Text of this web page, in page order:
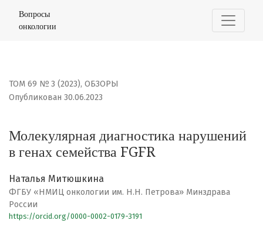
Молекулярная диагностика нарушений в генах
Вопросы
онкологии
ТОМ 69 № 3 (2023), ОБЗОРЫ
Молекулярная диагностика нарушений
в генах семейства FGFR
Опубликован 30.06.2023
Наталья Митюшкина
ФГБУ «НМИЦ онкологии им. Н.Н. Петрова» Минздрава
России
https://orcid.org/0000-0002-0179-3191